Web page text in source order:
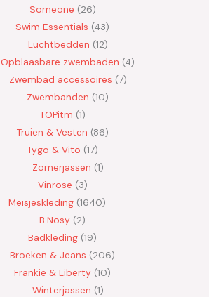
Someone 26
Swim Essentials 43
Luchtbedden 12
Opblaasbare zwembaden 4
Zwembad accessoires 7
Zwembanden 10
TOPitm 1
Truien & Vesten 86
Tygo & Vito 17
Zomerjassen 1
Vinrose 3
Meisjeskleding 1640
B.Nosy
2
Badkleding 19
Broeken & Jeans
206
Frankie & Liberty 10
Winterjassen 1